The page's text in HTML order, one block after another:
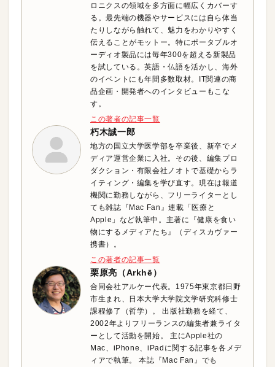
ロニクスの領域を多方面に幅広くカバーす
る。最先端の機器やサービスには自ら体当
たりしながら触れて、魅力をわかりやすく
伝えることがモットー。特にポータブルオ
ーディオ製品には毎年300を超える新製品
を試している。英語・仏語を活かし、海外
のイベントにも年間多数取材。IT関連の商
品企画・開発者へのインタビューもこな
す。
この著者の記事一覧
朽木誠一郎
地方の国立大学医学部を卒業後、新卒でメ
ディア運営企業に入社。その後、編集プロ
ダクション・有限会社ノオトで基礎からラ
イティング・編集を学び直す。現在は報道
機関に勤務しながら、フリーライターとし
ても雑誌『Mac Fan』連載「医療と
Apple」など執筆中。主著に『健康を食い
物にするメディアたち』（ディスカヴァー
携書）。
この著者の記事一覧
栗原亮（Arkhē）
合同会社アルケー代表。1975年東京都日野
市生まれ、日本大学大学院文学研究科修士
課程修了（哲学）。 出版社勤務を経て、
2002年よりフリーランスの編集者兼ライタ
ーとして活動を開始。 主にApple社の
Mac、iPhone、iPadに関する記事を各メデ
ィアで執筆。 本誌『Mac Fan』でも